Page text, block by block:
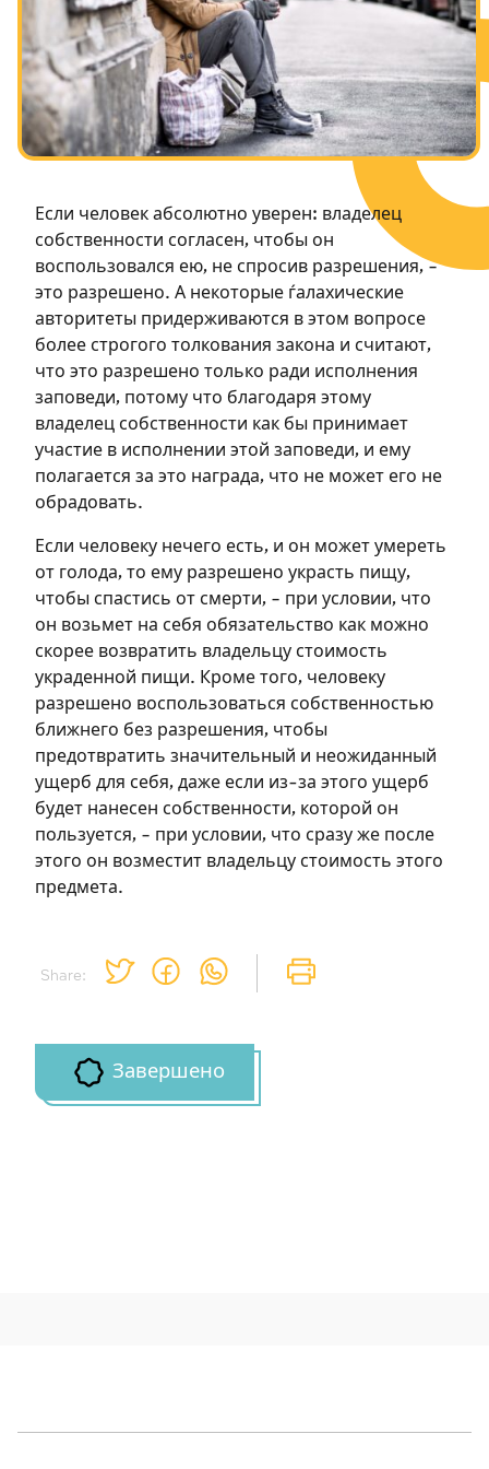
Посты в память о разрушенном Храме
Ханука
Пурим
Share:
Если человек абсолютно уверен: владелец
собственности согласен, чтобы он
воспользовался ею, не спросив разрешения, –
это разрешено. А некоторые ѓалахические
авторитеты придерживаются в этом вопросе
более строгого толкования закона и считают,
что это разрешено только ради исполнения
заповеди, потому что благодаря этому
владелец собственности как бы принимает
участие в исполнении этой заповеди, и ему
полагается за это награда, что не может его не
обрадовать.
Если человеку нечего есть, и он может умереть
от голода, то ему разрешено украсть пищу,
чтобы спастись от смерти, – при условии, что
он возьмет на себя обязательство как можно
скорее возвратить владельцу стоимость
украденной пищи. Кроме того, человеку
разрешено воспользоваться собственностью
ближнего без разрешения, чтобы
предотвратить значительный и неожиданный
ущерб для себя, даже если из-за этого ущерб
будет нанесен собственности, которой он
пользуется, – при условии, что сразу же после
этого он возместит владельцу стоимость этого
предмета.
Завершено
Зарегистрироваться
на сайте
Чтобы делать пометки на сайте,
необходимо зарегистрироваться.
Подписаться